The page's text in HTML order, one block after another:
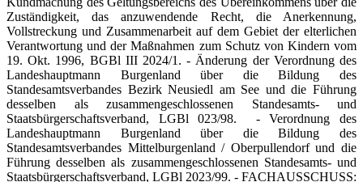
Zuständigkeit, das anzuwendende Recht, die Anerkennung,
Vollstreckung und Zusammenarbeit auf dem Gebiet der elterlichen
Verantwortung und der Maßnahmen zum Schutz von Kindern vom
19. Okt. 1996, BGBl III 2024/1. - Änderung der Verordnung des
Landeshauptmann Burgenland über die Bildung des
Standesamtsverbandes Bezirk Neusiedl am See und die Führung
desselben als zusammengeschlossenen Standesamts- und
Staatsbürgerschaftsverband, LGBl 023/98. - Verordnung des
Landeshauptmann Burgenland über die Bildung des
Standesamtsverbandes Mittelburgenland / Oberpullendorf und die
Führung desselben als zusammengeschlossenen Standesamts- und
Staatsbürgerschaftsverband, LGBl 2023/99. - FACHAUSSCHUSS: